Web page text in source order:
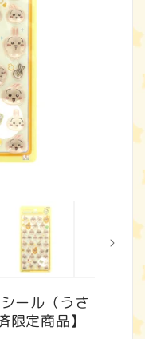
ール（うさ
限定商品】